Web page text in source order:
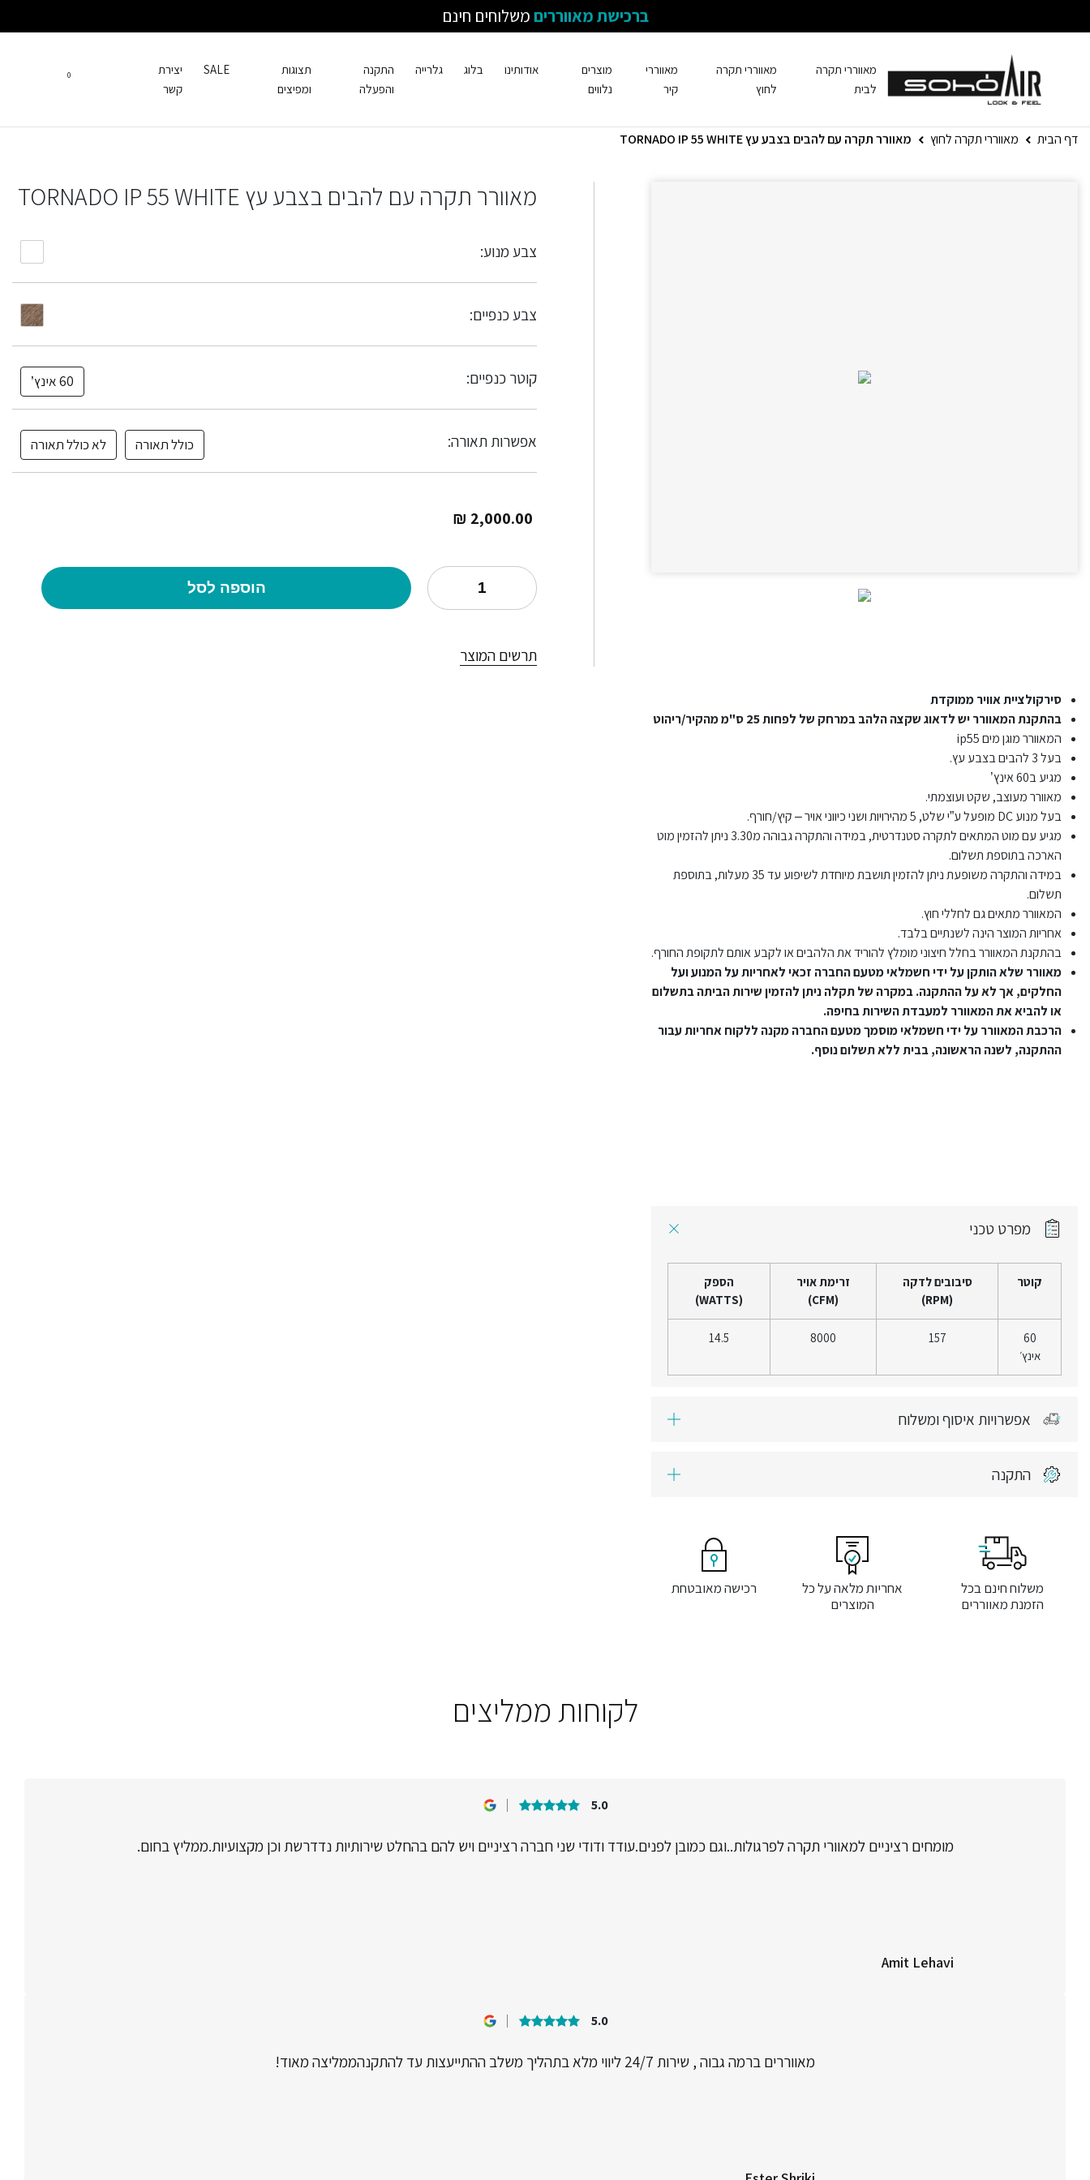
ברכישת מאוורריםמשלוחים חינם
מאווררי תקרה
לבית
מאווררי תקרה
לחוץ
מאווררי
קיר
מוצרים
נלווים
אודותינו בלוג גלרייה
התקנה
והפעלה
תצוגות
ומפיצים
SALE
יצירת
קשר
0
דף הבית מאווררי תקרה לחוץ מאוורר תקרה עם להבים בצבע עץ TORNADO IP 55 WHITE
סירקולציית אוויר ממוקדת
בהתקנת המאוורר יש לדאוג שקצה הלהב במרחק של לפחות 25 ס"מ מהקיר/ריהוט
המאוורר מוגן מים ip55
בעל 3 להבים בצבע עץ.
מגיע ב60 אינץ’
מאוורר מעוצב, שקט ועוצמתי.
בעל מנוע DC מופעל ע”י שלט, 5 מהירויות ושני כיווני אויר – קיץ/חורף.
מגיע עם מוט המתאים לתקרה סטנדרטית, במידה והתקרה גבוהה מ3.30 ניתן להזמין מוט
הארכה בתוספת תשלום.
במידה והתקרה משופעת ניתן להזמין תושבת מיוחדת לשיפוע עד 35 מעלות, בתוספת
תשלום.
המאוורר מתאים גם לחללי חוץ.
אחריות המוצר הינה לשנתיים בלבד.
בהתקנת המאוורר בחלל חיצוני מומלץ להוריד את הלהבים או לקבע אותם לתקופת החורף.
מאוורר שלא הותקן על ידי חשמלאי מטעם החברה זכאי לאחריות על המנוע ועל
החלקים, אך לא על ההתקנה. במקרה של תקלה ניתן להזמין שירות הביתה בתשלום
או להביא את המאוורר למעבדת השירות בחיפה.
הרכבת המאוורר על ידי חשמלאי מוסמך מטעם החברה מקנה ללקוח אחריות עבור
ההתקנה, לשנה הראשונה, בבית ללא תשלום נוסף.
מאוורר תקרה עם להבים בצבע עץ TORNADO IP 55 WHITE
צבע מנוע:
צבע כנפיים:
קוטר כנפיים: 60 אינץ’
אפשרות תאורה: כולל תאורה לא כולל תאורה
2,000.00
₪
הוספה לסל
תרשים המוצר
מפרט טכני
קוטר
סיבובים לדקה
(RPM)
זרימת אויר
(CFM)
הספק
(WATTS)
60
אינץ׳
157
8000
14.5
אפשרויות איסוף ומשלוח
התקנה
משלוח חינם בכל
הזמנת מאווררים
אחריות מלאה על כל
המוצרים
רכישה מאובטחת
לקוחות ממליצים
5.0
מומחים רציניים למאוורי תקרה לפרגולות..וגם כמובן לפנים.עודד ודודי שני חברה רציניים ויש להם בהחלט שירותיות נדדרשת וכן מקצועיות.ממליץ בחום.
Amit Lehavi
5.0
מאווררים ברמה גבוה , שירות 24/7 ליווי מלא בתהליך משלב ההתייעצות עד להתקנהממליצה מאוד!